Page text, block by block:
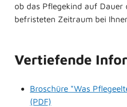
ob das Pflegekind auf Dauer
befristeten Zeitraum bei
Vertiefende
Broschüre "Was
(PDF)